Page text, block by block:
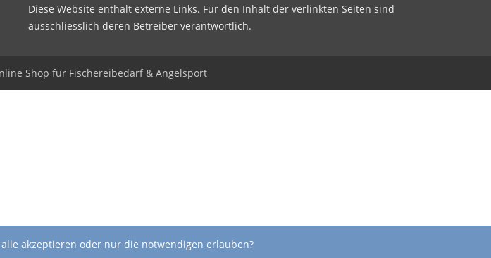
Diese Website enthält externe Links. Für den Inhalt der verlinkten Seiten sind
ausschliesslich deren Betreiber verantwortlich.
Shop für Fischereibedarf & Angelsport
akzeptieren oder nur die notwendigen erlauben?